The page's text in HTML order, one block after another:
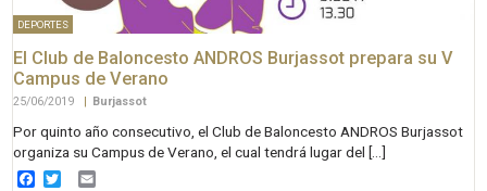
DEPORTES
El Club de Baloncesto ANDROS Burjassot prepara su V
Campus de Verano
25/06/2019 | Burjassot
Por quinto año consecutivo, el Club de Baloncesto ANDROS Burjassot
organiza su Campus de Verano, el cual tendrá lugar del […]
Facebook
Twitter